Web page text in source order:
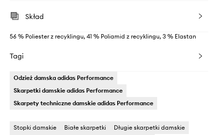
Skład
56 % Poliester z recyklingu, 41 % Poliamid z recyklingu, 3 % Elastan
Tagi
Odzież damska adidas Performance
Skarpetki damskie adidas Performance
Skarpety techniczne damskie adidas Performance
Stopki damskie Białe skarpetki Długie skarpetki damskie